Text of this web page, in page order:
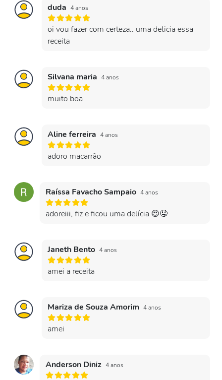
duda 4 anos
oi vou fazer com certeza.. uma delicia essa
receita
Silvana maria 4 anos
muito boa
Aline ferreira 4 anos
adoro macarrão
Raíssa Favacho Sampaio 4 anos
adoreiii, fiz e ficou uma delícia 😍🤤
Janeth Bento 4 anos
amei a receita
Mariza de Souza Amorim 4 anos
amei
Anderson Diniz 4 anos